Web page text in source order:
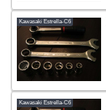
Kawasaki Estrella-C6
Kawasaki Estrella-C6